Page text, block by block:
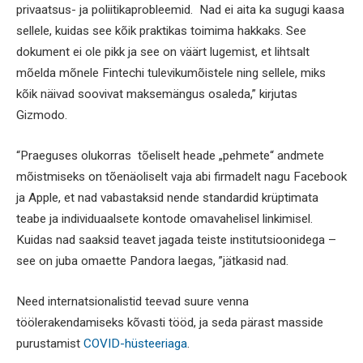
privaatsus- ja poliitikaprobleemid. Nad ei aita ka sugugi kaasa
sellele, kuidas see kõik praktikas toimima hakkaks. See
dokument ei ole pikk ja see on väärt lugemist, et lihtsalt
mõelda mõnele Fintechi tulevikumõistele ning sellele, miks
kõik näivad soovivat maksemängus osaleda,” kirjutas
Gizmodo.
“Praeguses olukorras tõeliselt heade „pehmete“ andmete
mõistmiseks on tõenäoliselt vaja abi firmadelt nagu Facebook
ja Apple, et nad vabastaksid nende standardid krüptimata
teabe ja individuaalsete kontode omavahelisel linkimisel.
Kuidas nad saaksid teavet jagada teiste institutsioonidega –
see on juba omaette Pandora laegas, ”jätkasid nad.
Need internatsionalistid teevad suure venna
töölerakendamiseks kõvasti tööd, ja seda pärast masside
purustamist COVID-hüsteeriaga.